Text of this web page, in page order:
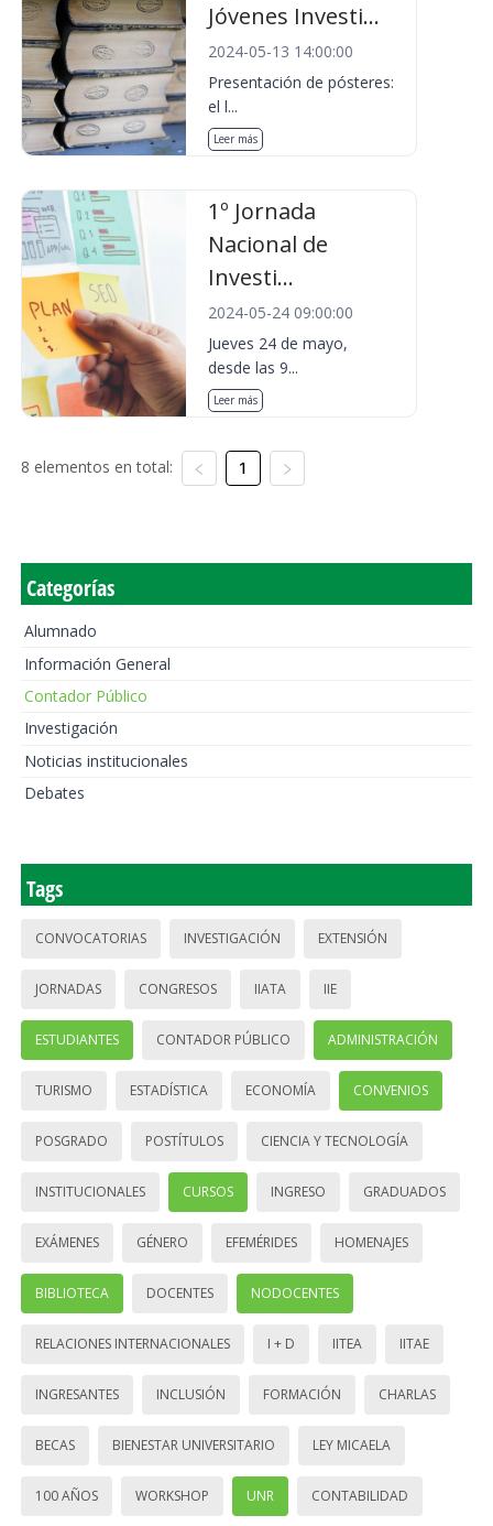
Jóvenes Investi...
2024-05-13 14:00:00
Presentación de pósteres:
el l...
Leer más
1º Jornada
Nacional de
Investi...
2024-05-24 09:00:00
Jueves 24 de mayo,
desde las 9...
Leer más
8 elementos en total: 1
Categorías
Alumnado
Información General
Contador Público
Investigación
Noticias institucionales
Debates
Tags
CONVOCATORIAS INVESTIGACIÓN EXTENSIÓN
JORNADAS CONGRESOS IIATA IIE
ESTUDIANTES CONTADOR PÚBLICO ADMINISTRACIÓN
TURISMO ESTADÍSTICA ECONOMÍA CONVENIOS
POSGRADO POSTÍTULOS CIENCIA Y TECNOLOGÍA
INSTITUCIONALES CURSOS INGRESO GRADUADOS
EXÁMENES GÉNERO EFEMÉRIDES HOMENAJES
BIBLIOTECA DOCENTES NODOCENTES
RELACIONES INTERNACIONALES I + D IITEA IITAE
INGRESANTES INCLUSIÓN FORMACIÓN CHARLAS
BECAS BIENESTAR UNIVERSITARIO LEY MICAELA
100 AÑOS WORKSHOP UNR CONTABILIDAD